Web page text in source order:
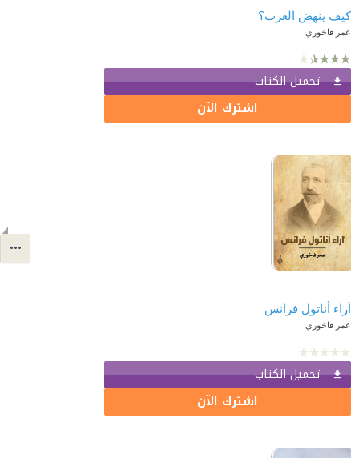
كيف ينهض العرب؟
عمر فاخوري
تحميل الكتاب
اشترك الآن
آراء أناتول فرانس
عمر فاخوري
تحميل الكتاب
اشترك الآن